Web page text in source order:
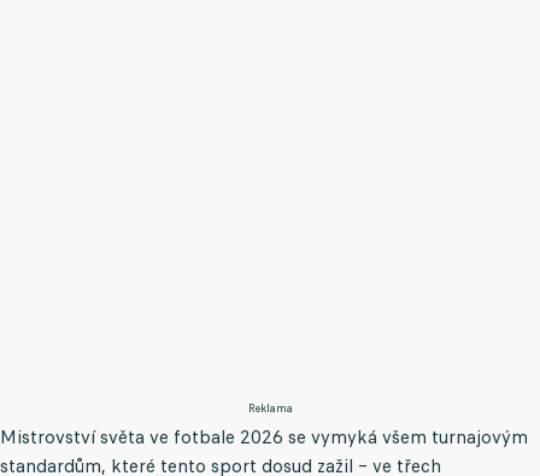
Reklama
Mistrovství světa ve fotbale 2026 se vymyká všem turnajovým
standardům, které tento sport dosud zažil – ve třech